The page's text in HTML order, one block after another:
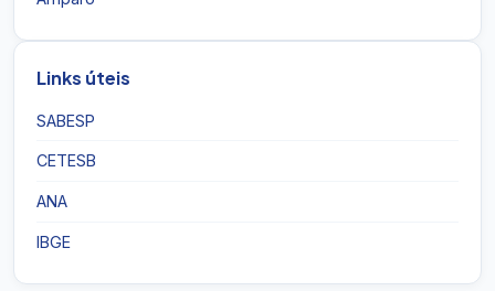
Links úteis
SABESP
CETESB
ANA
IBGE